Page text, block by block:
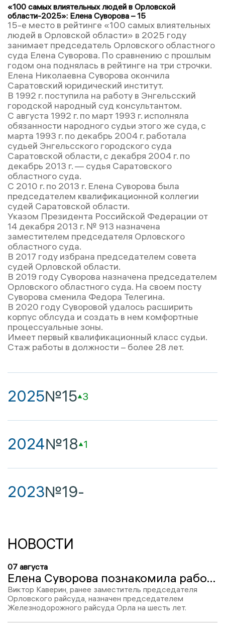
«100 самых влиятельных людей в Орловской
области-2025»: Елена Суворова – 15
15-е место в рейтинге «100 самых влиятельных
людей в Орловской области» в 2025 году
занимает председатель Орловского областного
суда Елена Суворова. По сравнению с прошлым
годом она поднялась в рейтинге на три строчки.
Елена Николаевна Суворова окончила
Саратовский юридический институт.
В 1992 г. поступила на работу в Энгельсский
городской народный суд консультантом.
С августа 1992 г. по март 1993 г. исполняла
обязанности народного судьи этого же суда, с
марта 1993 г. по декабрь 2004 г. работала
судьей Энгельсского городского суда
Саратовской области, с декабря 2004 г. по
декабрь 2013 г. — судья Саратовского
областного суда.
С 2010 г. по 2013 г. Елена Суворова была
председателем квалификационной коллегии
судей Саратовской области.
Указом Президента Российской Федерации от
14 декабря 2013 г. № 913 назначена
заместителем председателя Орловского
областного суда.
В 2017 году избрана председателем совета
судей Орловской области.
В 2019 году Суворова назначена председателем
Орловского областного суда. На своем посту
Суворова сменила Федора Телегина.
В 2020 году Суворовой удалось расширить
корпус облсуда и создать в нем комфортные
процессуальные зоны.
Имеет первый квалификационный класс судьи.
Стаж работы в должности – более 28 лет.
2025№15 3
2024№18 1
2023№19-
НОВОСТИ
07 августа
Елена Суворова познакомила работников ЖД суда с новым председателем
Виктор Каверин, ранее заместитель председателя
Орловского райсуда, назначен председателем
Железнодорожного райсуда Орла на шесть лет.